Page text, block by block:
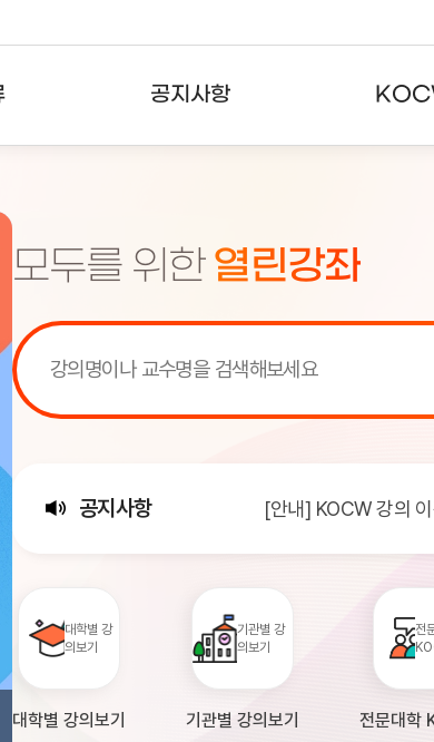
공지사항
주요통계현황
모두를 위한 열린강좌
공지사항
[서비스점검]
[안내] KOCW 강의
[안내] 2026년 대학
대학별 강
의보기
대학별 강의보기
기관별 강
의보기
기관별 강의보기
전
전문대학